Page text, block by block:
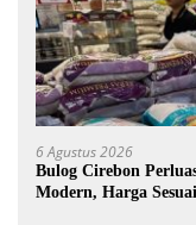
6 Agustus 2026
Bulog Cirebon
Modern, Harga